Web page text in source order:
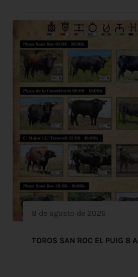
8 de agosto de 2026
TOROS SAN ROC EL PUIG 8